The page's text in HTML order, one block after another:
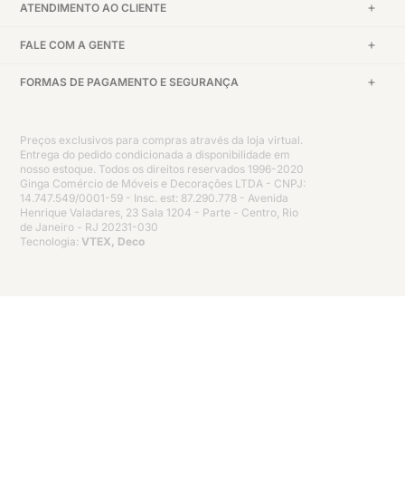
ATENDIMENTO AO CLIENTE
FALE COM A GENTE
FORMAS DE PAGAMENTO E SEGURANÇA
Preços exclusivos para compras através da loja virtual.
Entrega do pedido condicionada a disponibilidade em
nosso estoque. Todos os direitos reservados 1996-2020
Ginga Comércio de Móveis e Decorações LTDA - CNPJ:
14.747.549/0001-59 - Insc. est: 87.290.778 - Avenida
Henrique Valadares, 23 Sala 1204 - Parte - Centro, Rio
de Janeiro - RJ 20231-030
Tecnologia: VTEX, Deco